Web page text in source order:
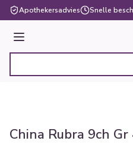
Ga naar de inhoud
Apothekersadvies Snelle
Menu
China Rubra 9ch